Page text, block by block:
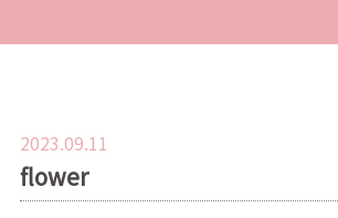
2023.09.11
flower